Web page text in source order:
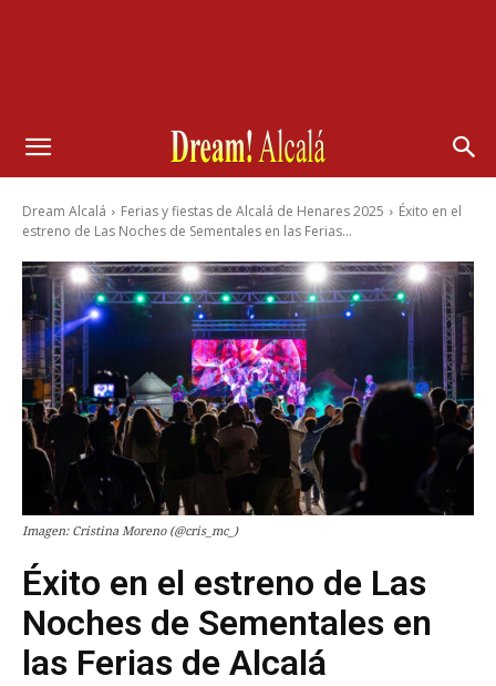
Dream Alcalá Ferias y fiestas de Alcalá de Henares 2025
Éxito en el
estreno de Las Noches de Sementales en las Ferias...
Imagen: Cristina Moreno (@cris_mc_)
Éxito en el estreno de Las
Noches de Sementales en
las Ferias de Alcalá